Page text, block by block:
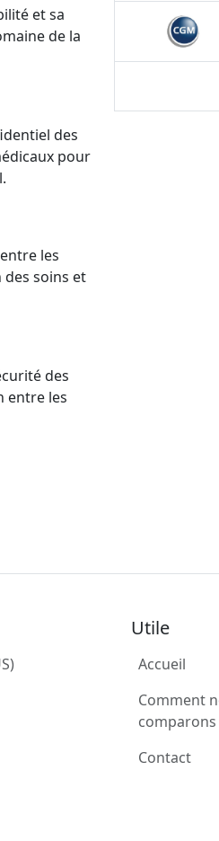
et sa
de la
des
pour
les
soins et
des
entre les
Utile
Accueil
Comment
comparons
Contact